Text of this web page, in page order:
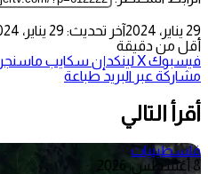
29 يناير، 2024
آخر تحديث: 29 يناير، 2024
أقل من دقيقة
فيسبوك‫Xلينكدإن سكايب ماسنجر
مشاركة عبر البريد طباعة
أقرأ التالي
فلسطينيات
8 أغسطس، 2026